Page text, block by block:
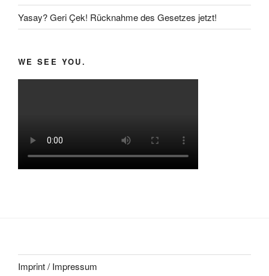
Yasay? Geri Çek! Rücknahme des Gesetzes jetzt!
WE SEE YOU.
Imprint / Impressum